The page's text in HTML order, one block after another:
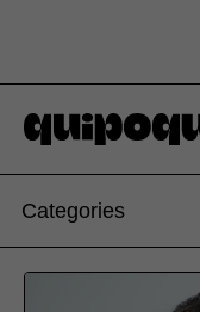
Categories